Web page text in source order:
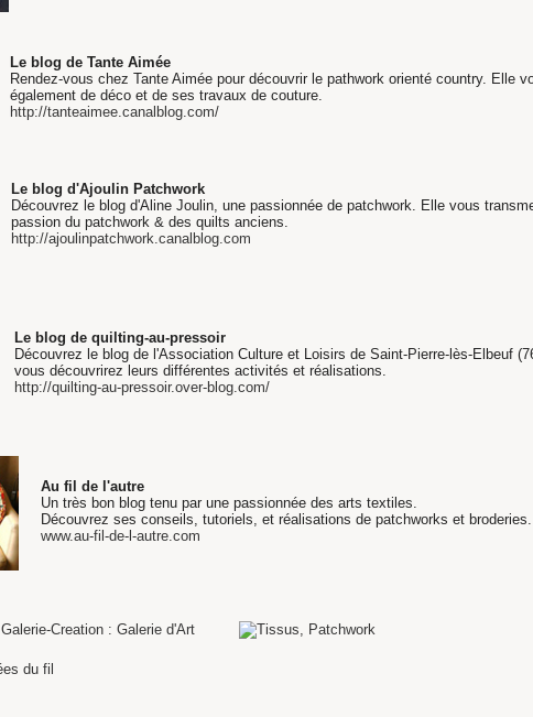
Le blog de Tante Aimée
Rendez-vous chez Tante Aimée pour découvrir le pathwork orienté country. Elle
également de déco et de ses travaux de couture.
http://tanteaimee.canalblog.com/
Le blog d'Ajoulin Patchwork
Découvrez le blog d'Aline Joulin, une passionnée de patchwork. Elle vous
passion du patchwork & des quilts anciens.
http://ajoulinpatchwork.canalblog.com
Le blog de quilting-au-pressoir
Découvrez le blog de l'Association Culture et Loisirs de Saint-Pierre-lès-Elbeuf
vous découvrirez leurs différentes activités et réalisations.
http://quilting-au-pressoir.over-blog.com/
Au fil de l'autre
Un très bon blog tenu par une passionnée des arts textiles.
Découvrez ses conseils, tutoriels, et réalisations de patchworks et broderies.
www.au-fil-de-l-autre.com
Galerie-Creation : Galerie d'Art